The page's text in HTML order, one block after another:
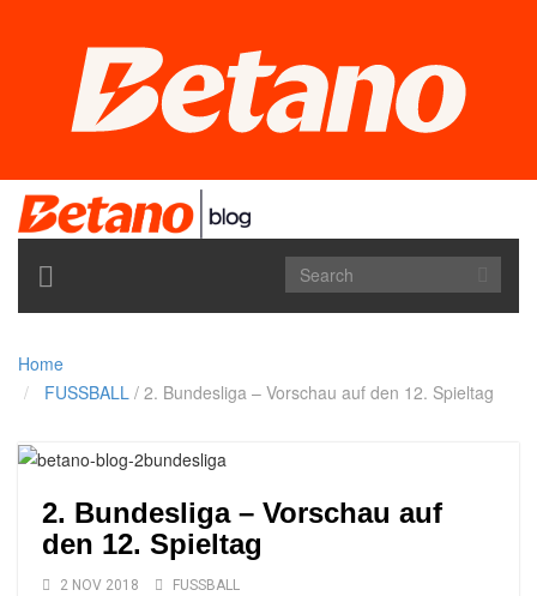
TOGGLE
NAVIGATION
Home
FUSSBALL / 2. Bundesliga – Vorschau auf den 12. Spieltag
2. Bundesliga – Vorschau auf
den 12. Spieltag
2 NOV 2018 FUSSBALL